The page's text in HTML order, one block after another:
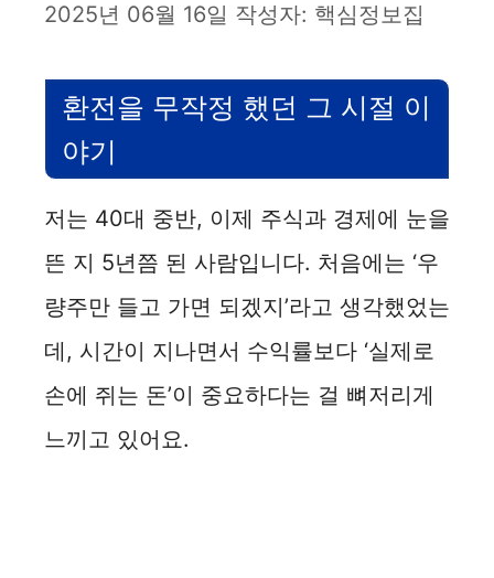
2025년 06월 16일 작성자: 핵심정보집
환전을 무작정 했던 그 시절 이
야기
저는 40대 중반, 이제 주식과 경제에 눈을
뜬 지 5년쯤 된 사람입니다. 처음에는 ‘우
량주만 들고 가면 되겠지’라고 생각했었는
데, 시간이 지나면서 수익률보다 ‘실제로
손에 쥐는 돈’이 중요하다는 걸 뼈저리게
느끼고 있어요.